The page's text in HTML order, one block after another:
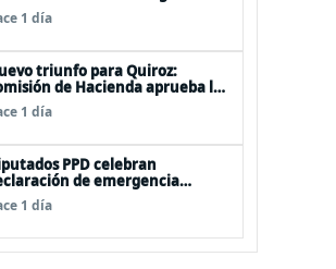
las mechas
1 día
triunfo para Quiroz:
de Hacienda aprueba los
a la Megarreforma
1 día
PPD celebran
de emergencia
a La Araucanía y piden
ayudas económicas a
1 día